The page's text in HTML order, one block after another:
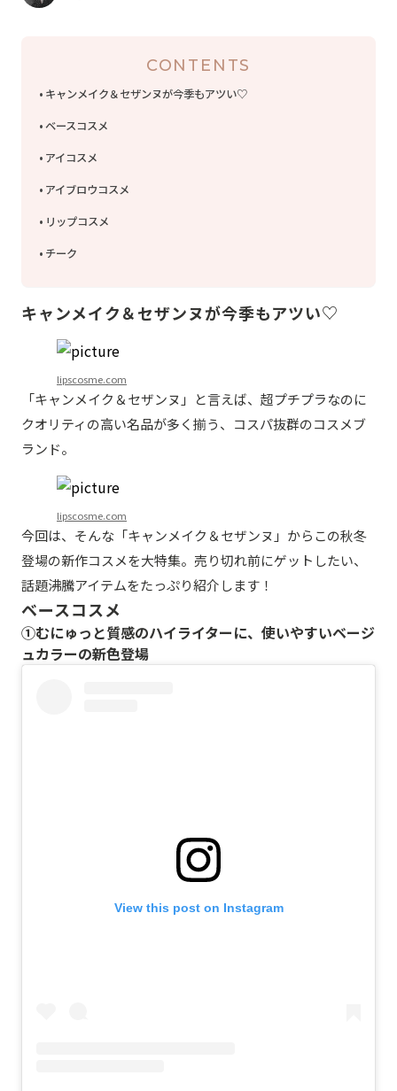
CONTENTS
キャンメイク＆セザンヌが今季もアツい♡
ベースコスメ
アイコスメ
アイブロウコスメ
リップコスメ
チーク
キャンメイク＆セザンヌが今季もアツい♡
lipscosme.com
「キャンメイク＆セザンヌ」と言えば、超プチプラなのに
クオリティの高い名品が多く揃う、コスパ抜群のコスメブ
ランド。
lipscosme.com
今回は、そんな「キャンメイク＆セザンヌ」からこの秋冬
登場の新作コスメを大特集。売り切れ前にゲットしたい、
話題沸騰アイテムをたっぷり紹介します！
ベースコスメ
①むにゅっと質感のハイライターに、使いやすいベージ
ュカラーの新色登場
View this post on Instagram